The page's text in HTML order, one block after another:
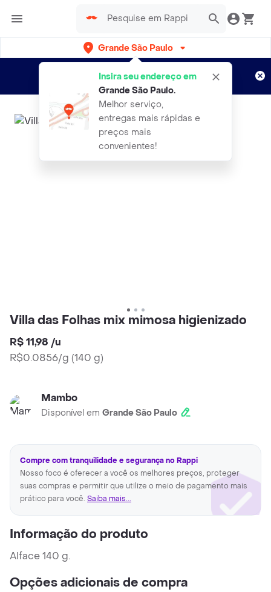
Grande São Paulo
Insira seu endereço em
Grande São Paulo.
Melhor serviço,
entregas mais rápidas e
preços mais
convenientes!
Entregas grátis por 15 dias!
Aplicam T&C
Villa das Folhas mix mimosa higienizado
R$ 11,98 /u
R$0.0856/g (140 g)
Mambo
Disponível em Grande São Paulo
Compre com tranquilidade e segurança no Rappi
Nosso foco é oferecer a você os melhores preços, proteger
suas compras e permitir que utilize o meio de pagamento mais
prático para você. Saiba mais...
Informação do produto
Alface 140 g.
Opções adicionais de compra